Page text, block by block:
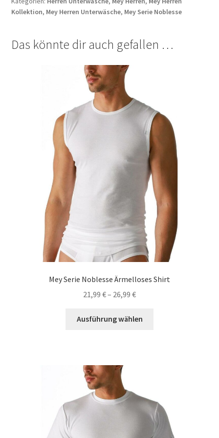
Richtlinie für Rückerstattungen und Rückgaben
Termini e condizioni generali
Widerrufsbelehrung und -formular
Zahlungsarten
Kollektion, Mey Herren Unterwäsche, Mey Serie Noblesse
Das könnte dir auch gefallen …
Mey Serie Noblesse Ärmelloses Shirt
21,99 €– 26,99 €
Ausführung wählen
Optionen
können
auf
der